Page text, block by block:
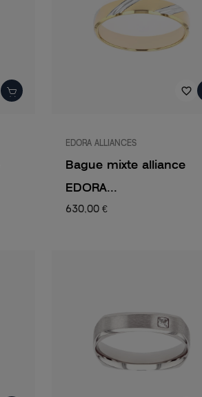
favorite_border
EDORA ALLIANCES
Bague mixte alliance
EDORA...
630,00 €